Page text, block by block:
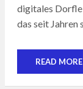
digitales
das seit Jahren
READ MORE